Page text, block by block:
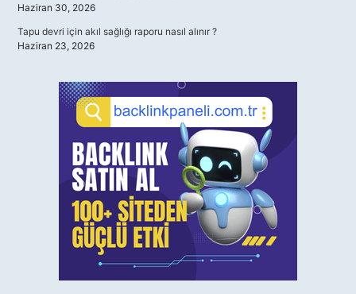
Haziran 30, 2026
Tapu devri için akıl sağlığı raporu nasıl alınır ?
Haziran 23, 2026